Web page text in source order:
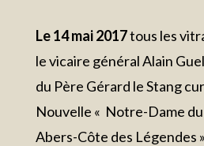
Le 14 mai 2017tous les
le vicaire général Alain
du Père Gérard le Stang
Nouvelle « Notre-Dame
Abers-Côte des Légendes »